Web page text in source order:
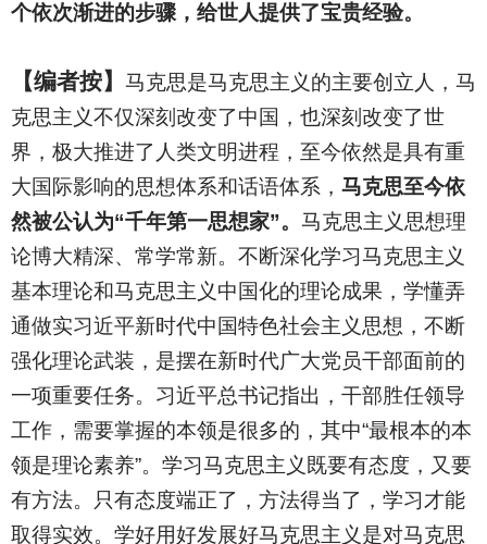
个依次渐进的步骤，给世人提供了宝贵经验。
【编者按】 马克思是马克思主义的主要创立人，马
克思主义不仅深刻改变了中国，也深刻改变了世
界，极大推进了人类文明进程，至今依然是具有重
大国际影响的思想体系和话语体系， 马克思至今依
然被公认为“千年第一思想家”。 马克思主义思想理
论博大精深、常学常新。不断深化学习马克思主义
基本理论和马克思主义中国化的理论成果，学懂弄
通做实习近平新时代中国特色社会主义思想，不断
强化理论武装，是摆在新时代广大党员干部面前的
一项重要任务。习近平总书记指出，干部胜任领导
工作，需要掌握的本领是很多的，其中“最根本的本
领是理论素养”。学习马克思主义既要有态度，又要
有方法。只有态度端正了，方法得当了，学习才能
取得实效。学好用好发展好马克思主义是对马克思